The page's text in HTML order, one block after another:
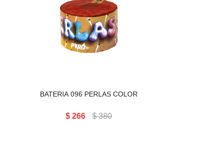
impacto visual, con 96
disparos ascendentes en
colores brillantes y una
secuencia más prolongada.
Mantienen un sonido
moderado, lo que las hace
BATERIA 096 PERLAS COLOR
$ 266 $ 380